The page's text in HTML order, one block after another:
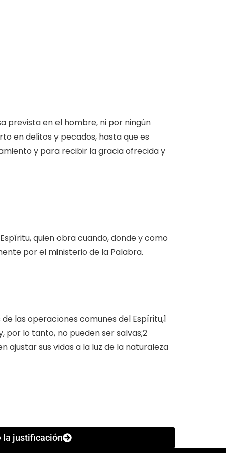
prevista en el hombre, ni por ningún
en delitos y pecados, hasta que es
y para recibir la gracia ofrecida y
quien obra cuando, donde y como
por el ministerio de la Palabra.
las operaciones comunes del Espíritu,1
lo tanto, no pueden ser salvas;2
ajustar sus vidas a la luz de la naturaleza
la justificación